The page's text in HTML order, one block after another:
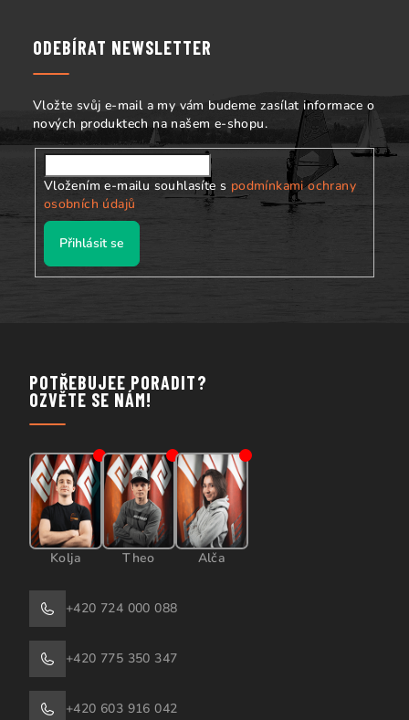
ODEBÍRAT NEWSLETTER
Vložte svůj e-mail a my vám budeme zasílat informace o
nových produktech na našem e-shopu.
Vložením e-mailu souhlasíte s podmínkami ochrany
osobních údajů
Přihlásit se
POTŘEBUJEE PORADIT?
OZVĚTE SE NÁM!
Kolja Theo Alča
+420 724 000 088
+420 775 350 347
+420 603 916 042